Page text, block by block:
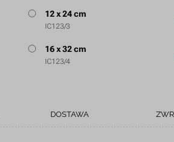
12 x 24 cm
IC123/3
16 x 32 cm
IC123/4
DOSTAWA